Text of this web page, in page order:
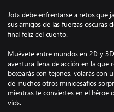
Jota debe enfrentarse a retos que
sus amigos de las fuerzas oscuras
final feliz del cuento.
Muévete entre mundos en 2D y
aventura llena de acción en la que
boxearás con tejones, volarás con
de muchos otros minidesafíos
mientras te conviertes en el héroe
vida.